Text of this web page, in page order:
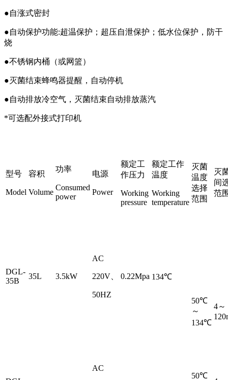
●自涨式密封
●自动保护功能:超温保护；超压自泄保护；低水位保护，防干
烧
●不锈钢内桶（或网篮）
●灭菌结束蜂鸣器提醒，自动停机
●自动排放冷空气，灭菌结束自动排放蒸汽
*可选配外接式打印机
型号
Model
容积
Volume
功率
Consumed
power
电源
Power
额定工
作压力
Working
pressure
额定工作
温度
Working
temperature
灭菌
温度
选择
范围
灭
间
范
DGL-
35B
35L 3.5kW
AC
220V、
50HZ
0.22Mpa 134℃
50℃
～
134℃
4～
AC
50℃